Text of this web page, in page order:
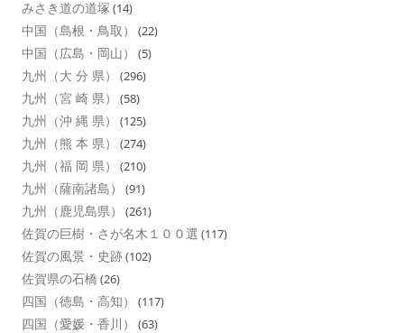
みさき道の道塚 (14)
中国（島根・鳥取） (22)
中国（広島・岡山） (5)
九州（大 分 県） (296)
九州（宮 崎 県） (58)
九州（沖 縄 県） (125)
九州（熊 本 県） (274)
九州（福 岡 県） (210)
九州（薩南諸島） (91)
九州（鹿児島県） (261)
佐賀の巨樹・さが名木１００選 (117)
佐賀の風景・史跡(102)
佐賀県の石橋 (26)
四国（徳島・高知） (117)
四国（愛媛・香川） (63)